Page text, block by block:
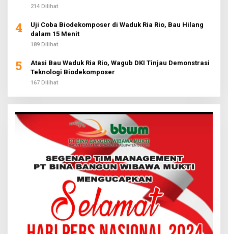
Sederhana
214 Dilihat
4
Uji Coba Biodekomposer di Waduk Ria Rio, Bau Hilang
dalam 15 Menit
189 Dilihat
5
Atasi Bau Waduk Ria Rio, Wagub DKI Tinjau Demonstrasi
Teknologi Biodekomposer
167 Dilihat